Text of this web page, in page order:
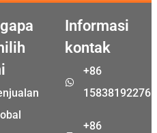
Informasi
kontak
+86
15838192276
+86